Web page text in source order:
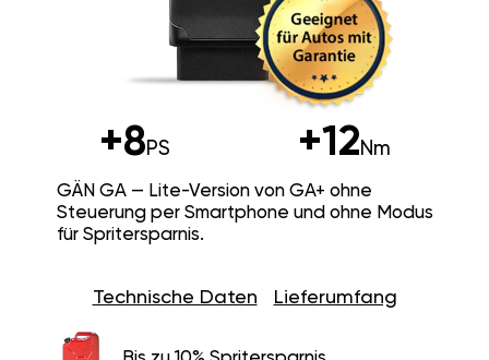
+8PS +12Nm
GÄN GA — Lite-Version von GA+ ohne
Steuerung per Smartphone und ohne Modus
für Spritersparnis.
Technische Daten Lieferumfang